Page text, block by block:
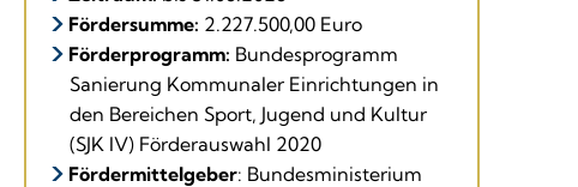
Fördersumme: 2.227.500,00 Euro
Förderprogramm: Bundesprogramm
Sanierung Kommunaler Einrichtungen in
den Bereichen Sport, Jugend und Kultur
(SJK IV) Förderauswahl 2020
Fördermittelgeber: Bundesministerium